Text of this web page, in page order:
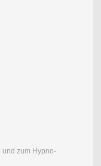
und zum Hypno-